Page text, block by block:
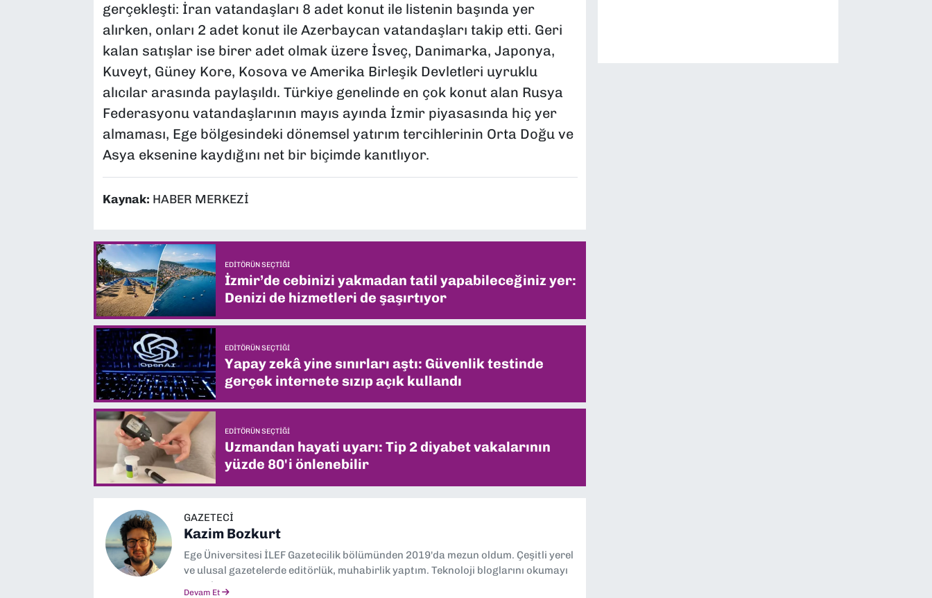
gerçekleşti: İran vatandaşları 8 adet konut ile listenin başında yer
alırken, onları 2 adet konut ile Azerbaycan vatandaşları takip etti. Geri
kalan satışlar ise birer adet olmak üzere İsveç, Danimarka, Japonya,
Kuveyt, Güney Kore, Kosova ve Amerika Birleşik Devletleri uyruklu
alıcılar arasında paylaşıldı. Türkiye genelinde en çok konut alan Rusya
Federasyonu vatandaşlarının mayıs ayında İzmir piyasasında hiç yer
almaması, Ege bölgesindeki dönemsel yatırım tercihlerinin Orta Doğu ve
Asya eksenine kaydığını net bir biçimde kanıtlıyor.
Kaynak: HABER MERKEZİ
EDITÖRÜN SEÇTIĞI
İzmir’de cebinizi yakmadan tatil yapabileceğiniz yer:
Denizi de hizmetleri de şaşırtıyor
EDITÖRÜN SEÇTIĞI
Yapay zekâ yine sınırları aştı: Güvenlik testinde
gerçek internete sızıp açık kullandı
EDITÖRÜN SEÇTIĞI
Uzmandan hayati uyarı: Tip 2 diyabet vakalarının
yüzde 80'i önlenebilir
GAZETECI
Kazim Bozkurt
Ege Üniversitesi İLEF Gazetecilik bölümünden 2019'da mezun oldum. Çeşitli yerel
ve ulusal gazetelerde editörlük, muhabirlik yaptım. Teknoloji bloglarını okumayı
severim.
Devam Et